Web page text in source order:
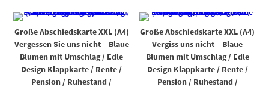
Große Abschiedskarte XXL (A4)
Vergessen Sie uns nicht – Blaue
Blumen mit Umschlag / Edle
Design Klappkarte / Rente /
Pension / Ruhestand /
Große Abschiedskarte XXL (A4)
Vergiss uns nicht – Blaue
Blumen mit Umschlag / Edle
Design Klappkarte / Rente /
Pension / Ruhestand /